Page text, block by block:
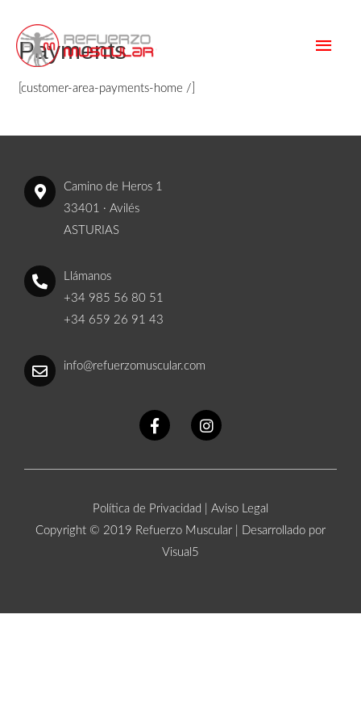
Payments
[customer-area-payments-home /]
Camino de Heros 1
33401 · Avilés
ASTURIAS
Llámanos
+34 985 56 80 51
+34 659 26 91 43
info@refuerzomuscular.com
Política de Privacidad
Aviso Legal
Copyright © 2019 Refuerzo Muscular |
Desarrollado por
Visual5